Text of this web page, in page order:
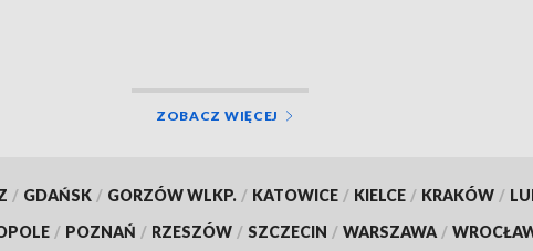
ZOBACZ WIĘCEJ
/ GDAŃSK / GORZÓW WLKP. / KATOWICE / KIELCE / KRAKÓW /
/ POZNAŃ / RZESZÓW / SZCZECIN / WARSZAWA /